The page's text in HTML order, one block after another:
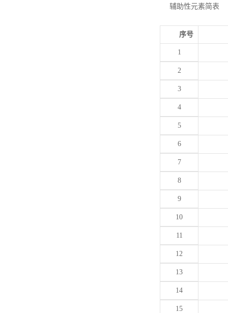
辅助性元素简表
序号
1
2
3
4
5
6
7
8
9
10
11
12
13
14
15